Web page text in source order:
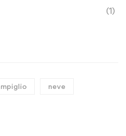
(1)
neve